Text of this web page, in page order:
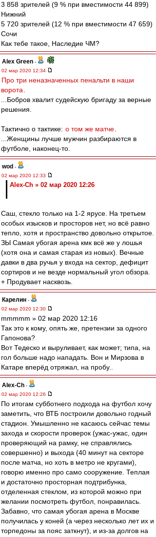
3 858 зрителей (9 % при вместимости 44 899)
Нижний
5 720 зрителей (12 % при вместимости 47 659)
Сочи
Как тебе такое, Наследие ЧМ?
Alex Green -
02 мар 2020 12:34
Про три неназначенных пенальти в наши
ворота
...Бобров хвалит судейскую бригаду за верные
решения.
Тактично о тактике: о том же матче
...Женщины лучше мужчин разбираются в
футболе, наконец-то.
wod -
02 мар 2020 12:33
Alex-Ch » 02 мар 2020 12:26
Саш, стекло только на 1-2 ярусе. На третьем
особых изысков и просторов нет, но всё равно
тепло, хотя и пространство довольно открытое.
ЗЫ Самая убогая арена кмк всё же у лошья
(хотя она и самая старая из новых). Вечные
давки в два ручья у входа на сектор, дефицит
сортиров и не везде нормальный угол обзора.
+ Продувает насквозь.
Карелин -
02 мар 2020 12:30
mmmmm » 02 мар 2020 12:16
Так это к кому, опять же, претензии за одного
Гапонова?
Вот Тедеско и выруливает, как может; типа, на
гол больше надо нападать. Вон и Мирзова в
Катаре вперёд отряжал, на пробу..
Alex-Ch -
02 мар 2020 12:26
По итогам субботнего подхода на футбол хочу
заметить, что ВТБ построили довольно годный
стадион. Умышленно не касаюсь сейчас темы
захода и скорости проверок (ужас-ужас, один
проверяющий на рамку, не справлялись
совершенно) и выхода (40 минут на секторе
после матча, но хоть в метро не кругами),
говорю именно про само сооружение. Теплая
и достаточно просторная подтрибунка,
отделенная стеклом, из которой можно при
желании посмотреть футбол, понравилась.
Забавно, что самая убогая арена в Москве
получилась у коней (а через несколько лет их и
торпедоны за пояс заткнут), и из-за долгов на